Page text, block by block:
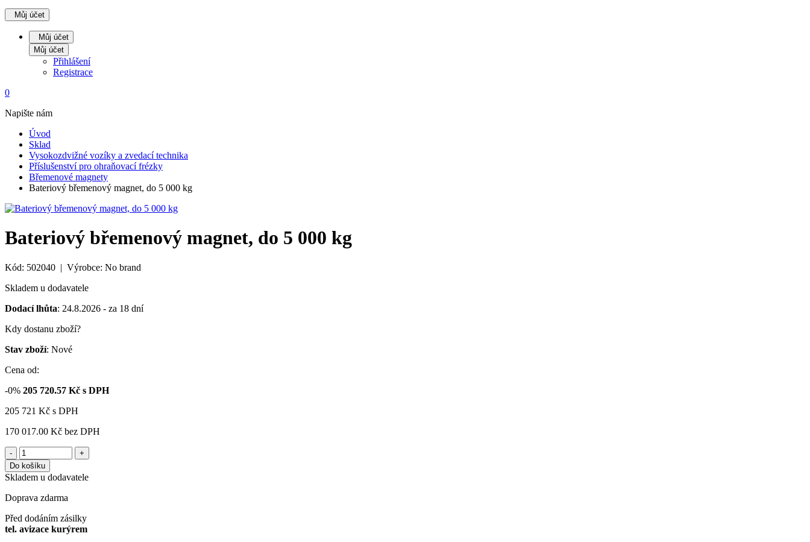
Můj účet
Můj účet
Můj účet
Přihlášení
Registrace
0
Napište nám
Úvod
Sklad
Vysokozdvižné vozíky a zvedací technika
Příslušenství pro ohraňovací frézky
Břemenové magnety
Bateriový břemenový magnet, do 5 000 kg
Bateriový břemenový magnet, do 5 000 kg
Kód: 502040 | Výrobce: No brand
Skladem u dodavatele
Dodací lhůta: 24.8.2026 - za 18 dní
Kdy dostanu zboží?
Stav zboží: Nové
Cena od:
-0% 205 720.57 Kč s DPH
205 721 Kč s DPH
170 017.00 Kč bez DPH
-
+
Do košíku
Skladem u dodavatele
Doprava zdarma
Před dodáním zásilky
tel. avizace kurýrem